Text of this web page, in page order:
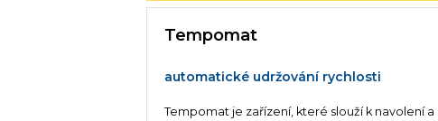
Tempomat
automatické udržování rychlosti
Tempomat je zařízení, které slouží k navolení